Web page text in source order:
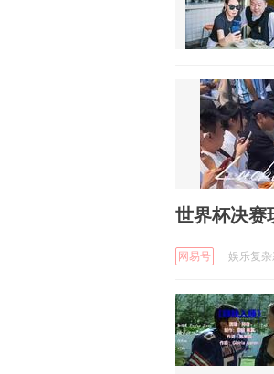
世界杯决赛
网易号 娱乐复